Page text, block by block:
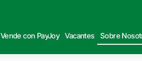
Vende con PayJoy Vacantes Sobre